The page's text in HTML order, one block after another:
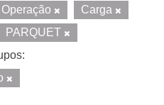
Carga
PARQUET